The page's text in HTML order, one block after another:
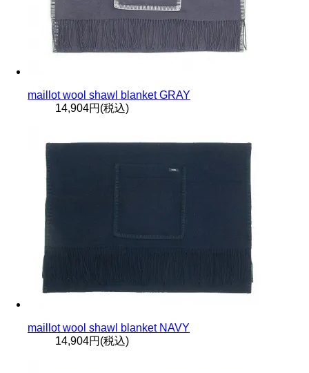
maillot wool shawl blanket GRAY
14,904円(税込)
maillot wool shawl blanket NAVY
14,904円(税込)